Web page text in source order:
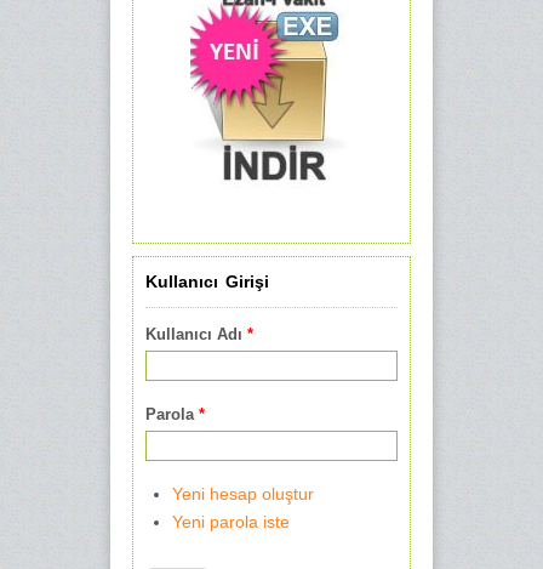
Kullanıcı Girişi
Kullanıcı Adı *
Parola *
Yeni hesap oluştur
Yeni parola iste